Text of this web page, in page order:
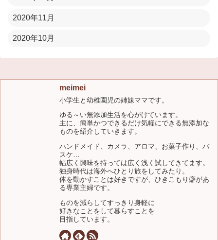
2020年11月
2020年10月
meimei
小学生と幼稚園児の姉妹ママです。
ゆる～い無添加生活を心がけています。
主に、簡単かつできるだけ気軽にできる無添加な
ものを紹介していきます。
ハンドメイド、カメラ、アロマ、お菓子作り、バ
スケ…
幅広く興味を持っては広く浅く試してきてます。
独身時代は海外へひとり旅をしてみたり。
体を動かすことは好きですが、ひきこもり癖があ
る専業主婦です。
ものを減らしてすっきり身軽に
好きなことをして暮らすことを
目指しています。